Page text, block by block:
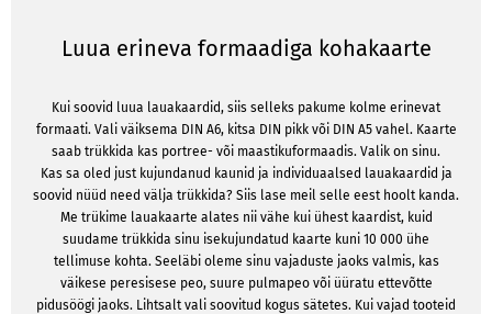
Luua erineva formaadiga kohakaarte
Kui soovid luua lauakaardid, siis selleks pakume kolme erinevat
formaati. Vali väiksema DIN A6, kitsa DIN pikk või DIN A5 vahel. Kaarte
saab trükkida kas portree- või maastikuformaadis. Valik on sinu.
Kas sa oled just kujundanud kaunid ja individuaalsed lauakaardid ja
soovid nüüd need välja trükkida? Siis lase meil selle eest hoolt kanda.
Me trükime lauakaarte alates nii vähe kui ühest kaardist, kuid
suudame trükkida sinu isekujundatud kaarte kuni 10 000 ühe
tellimuse kohta. Seeläbi oleme sinu vajaduste jaoks valmis, kas
väikese peresisese peo, suure pulmapeo või üüratu ettevõtte
pidusöögi jaoks. Lihtsalt vali soovitud kogus sätetes. Kui vajad tooteid